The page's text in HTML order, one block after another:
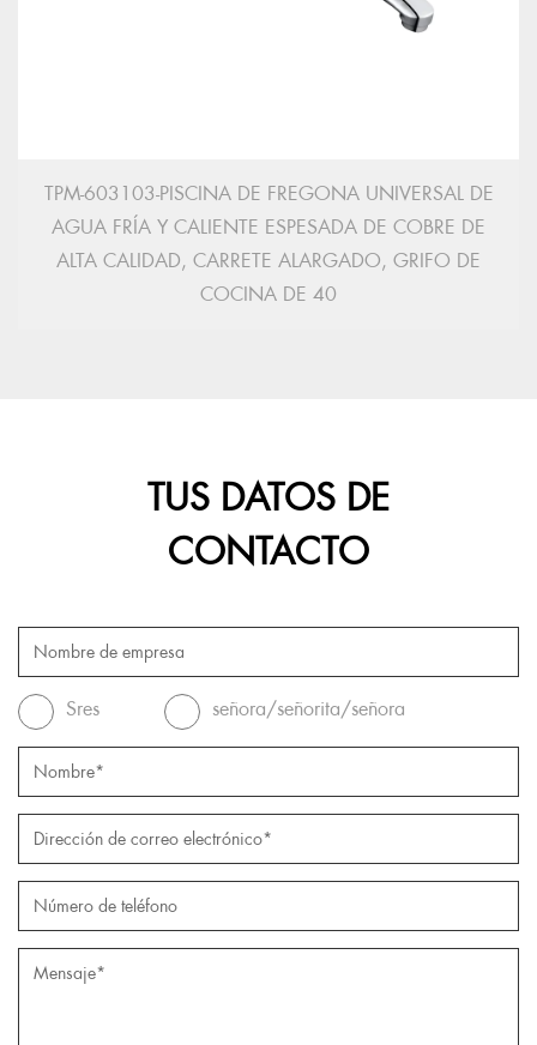
TPM-603103-PISCINA DE FREGONA UNIVERSAL DE
AGUA FRÍA Y CALIENTE ESPESADA DE COBRE DE
ALTA CALIDAD, CARRETE ALARGADO, GRIFO DE
COCINA DE 40
TUS DATOS DE
CONTACTO
Sres señora/señorita/señora